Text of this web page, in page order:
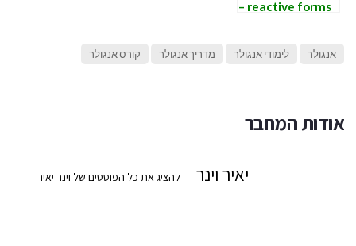
reactive forms –
AbstractControl
אנגולר לימודי אנגולר מדריך אנגולר קורס אנגולר
אודות המחבר
יאיר וינר להציג את כל הפוסטים של וינר יאיר